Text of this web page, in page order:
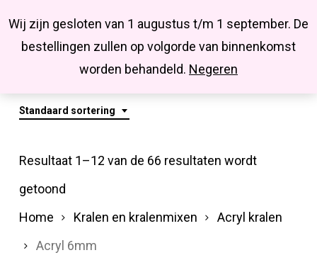
Wij zijn gesloten van 1 augustus t/m 1 september. De
bestellingen zullen op volgorde van binnenkomst
worden behandeld. Negeren
main
Missbluesieraden
searchaccount
Acryl 6mm
Standaard sortering
Resultaat 1–12 van de 66 resultaten wordt
getoond
Home
Kralen en kralenmixen
Acryl kralen
Acryl 6mm
Close